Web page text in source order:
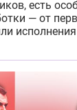
есть
— от
от двух
Детей